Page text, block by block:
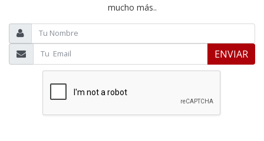
mucho más..
ENVIAR